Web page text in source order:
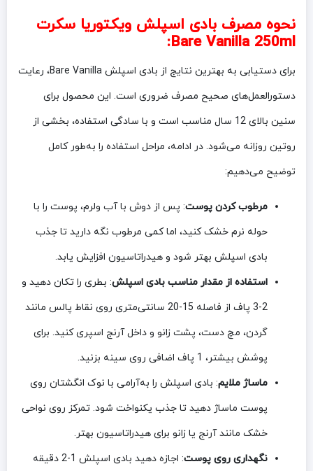
نحوه مصرف بادی اسپلش ویکتوریا سکرت
Bare Vanilla 250ml:
برای دستیابی به بهترین نتایج از بادی اسپلش Bare Vanilla، رعایت
دستورالعمل‌های صحیح مصرف ضروری است. این محصول برای
سنین بالای 12 سال مناسب است و با سادگی استفاده، بخشی از
روتین روزانه می‌شود. در ادامه، مراحل استفاده را به‌طور کامل
توضیح می‌دهیم:
مرطوب کردن پوست: پس از دوش با آب ولرم، پوست را با
حوله نرم خشک کنید، اما کمی مرطوب نگه دارید تا جذب
بادی اسپلش بهتر شود و هیدراتاسیون افزایش یابد.
استفاده از مقدار مناسب بادی اسپلش: بطری را تکان دهید و
2-3 پاف از فاصله 15-20 سانتی‌متری روی نقاط پالس مانند
گردن، مچ دست، پشت زانو و داخل آرنج اسپری کنید. برای
پوشش بیشتر، 1 پاف اضافی روی سینه بزنید.
ماساژ ملایم: بادی اسپلش را به‌آرامی با نوک انگشتان روی
پوست ماساژ دهید تا جذب یکنواخت شود. تمرکز روی نواحی
خشک مانند آرنج یا زانو برای هیدراتاسیون بهتر.
نگهداری روی پوست
: اجازه دهید بادی اسپلش 1-2 دقیقه